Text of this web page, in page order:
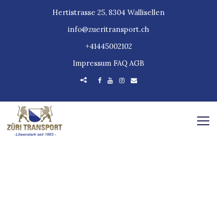
Hertistrasse 25, 8304 Wallisellen
info@zueritransport.ch
+41445002102
Impressum FAQ AGB